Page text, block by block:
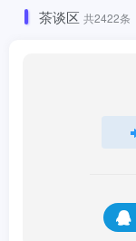
茶谈区 共2422条